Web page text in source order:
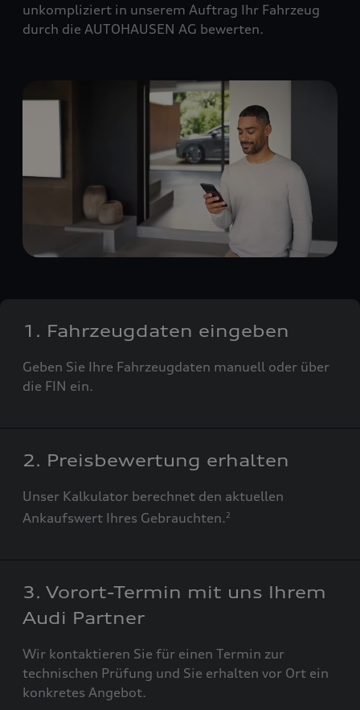
unkompliziert in unserem Auftrag Ihr Fahrzeug
durch die AUTOHAUSEN AG bewerten.
1. Fahrzeugdaten eingeben
Geben Sie Ihre Fahrzeugdaten manuell oder über
die FIN ein.
2. Preisbewertung erhalten
Unser Kalkulator berechnet den aktuellen
Ankaufswert Ihres Gebrauchten.2
3. Vorort-Termin mit uns Ihrem
Audi Partner
Wir kontaktieren Sie für einen Termin zur
technischen Prüfung und Sie erhalten vor Ort ein
konkretes Angebot.